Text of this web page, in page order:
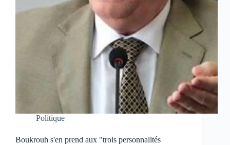
Politique
Boukrouh s'en prend aux "trois personnalités